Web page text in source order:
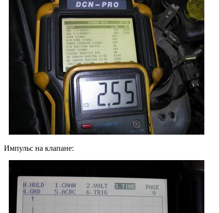
Импульс на клапане: